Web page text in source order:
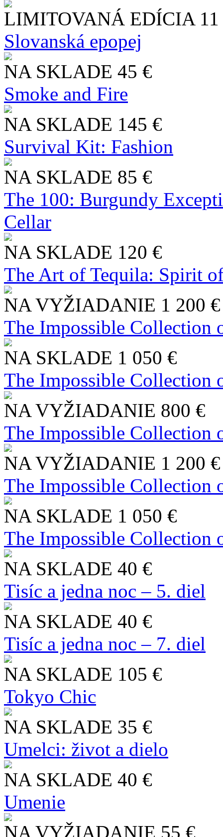
LIMITOVANÁ EDÍCIA
Slo​vanská epopej
NA SKLADE 45 €
Smoke and Fire
NA SKLADE 145 €
Survival Kit: Fashion
NA SKLADE 85 €
The 100: Burgundy
Cellar
NA SKLADE 120 €
The Art of Tequila: Spirit
NA VYŽIADANIE 1 200 €
The Impossible Collection
NA SKLADE 1 050 €
The Impossible Collection
NA VYŽIADANIE 800 €
The Impossible Collection
NA VYŽIADANIE 1 200 €
The Impossible Collection
NA SKLADE 1 050 €
The Impossible Collection
NA SKLADE 40 €
Tisíc a jedna noc – 5. diel
NA SKLADE 40 €
Tisíc a jedna noc – 7. diel
NA SKLADE 105 €
Tokyo Chic
NA SKLADE 35 €
Umelci: život a dielo
NA SKLADE 40 €
Umenie
NA VYŽIADANIE 55 €